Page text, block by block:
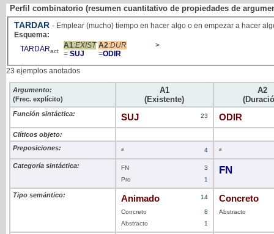
Perfil combinatorio (resumen cuantitativo de propiedades de
TARDAR - Emplear (mucho) tiempo en hacer algo o en empezar a hacer
Esquema:
TARDARact
A1:EXIST
= SUJ
A2:DUR
=ODIR
>
23 ejemplos anotados
Argumento:
(Frec. explícito)
A1
(Existente)
A2
Función sintáctica: SUJ 23 ODIR
Clíticos objeto:
Preposiciones:
ø 4 ø
Categoría sintáctica: FN
3
Pro
1
FN
Tipo semántico: Animado 14
Concreto
8
Abstracto
1
Concreto
Abstracto